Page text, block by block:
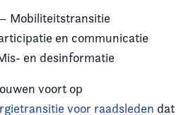
Mobiliteitstransitie
en communicatie
en desinformatie
voort op
voor raadsleden dat